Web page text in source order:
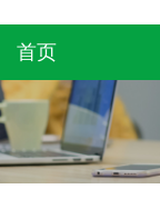
首页